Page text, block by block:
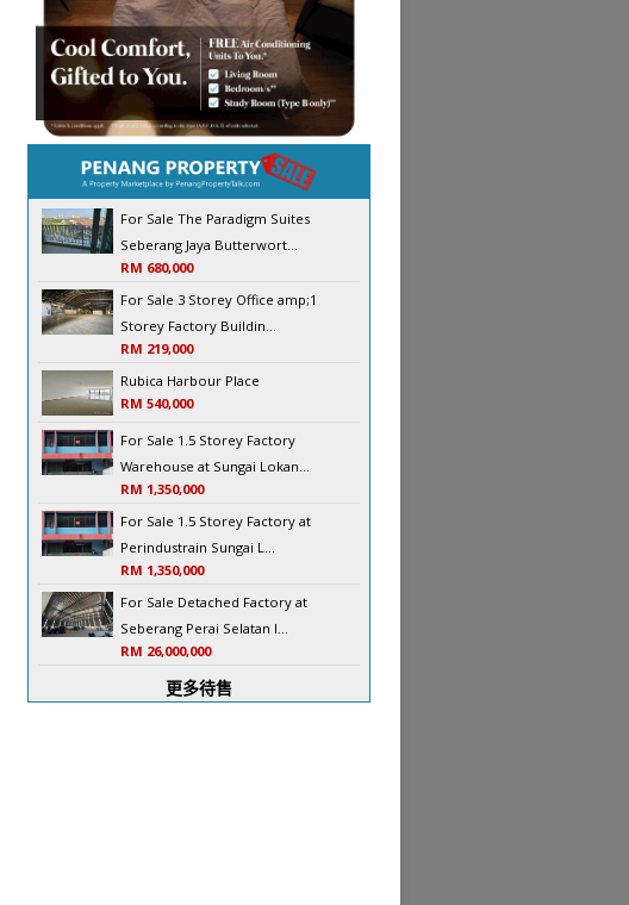
For Sale The Paradigm Suites
Seberang Jaya Butterwort...
RM 680,000
For Sale 3 Storey Office amp;1
Storey Factory Buildin...
RM 219,000
Rubica Harbour Place
RM 540,000
For Sale 1.5 Storey Factory
Warehouse at Sungai Lokan...
RM 1,350,000
For Sale 1.5 Storey Factory at
Perindustrain Sungai L...
RM 1,350,000
For Sale Detached Factory at
Seberang Perai Selatan I...
RM 26,000,000
更多待售